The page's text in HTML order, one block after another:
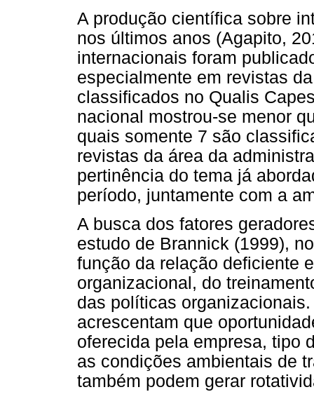
A produção científica sobre
nos últimos anos (Agapito,
internacionais foram
especialmente em revistas
classificados no Qualis
nacional mostrou-se menor
quais somente 7 são
revistas da área da
pertinência do tema já
período, juntamente com a
A busca dos fatores
estudo de Brannick (1999),
função da relação deficiente
organizacional, do
das políticas
acrescentam que
oferecida pela empresa, tipo
as condições ambientais de
também podem gerar